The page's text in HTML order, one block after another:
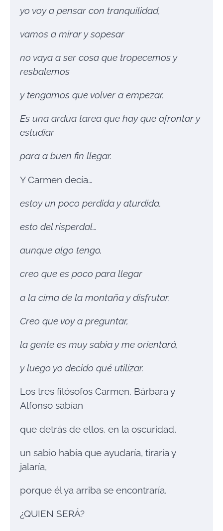
yo voy a pensar con tranquilidad,
vamos a mirar y sopesar
no vaya a ser cosa que tropecemos y
resbalemos
y tengamos que volver a empezar.
Es una ardua tarea que hay que afrontar y
estudiar
para a buen fin llegar.
Y Carmen decía…
estoy un poco perdida y aturdida,
esto del risperdal…
aunque algo tengo,
creo que es poco para llegar
a la cima de la montaña y disfrutar.
Creo que voy a preguntar,
la gente es muy sabia y me orientará,
y luego yo decido qué utilizar.
Los tres filósofos Carmen, Bárbara y
Alfonso sabían
que detrás de ellos, en la oscuridad,
un sabio había que ayudaría, tiraría y
jalaría,
porque él ya arriba se encontraría.
¿QUIEN SERÁ?